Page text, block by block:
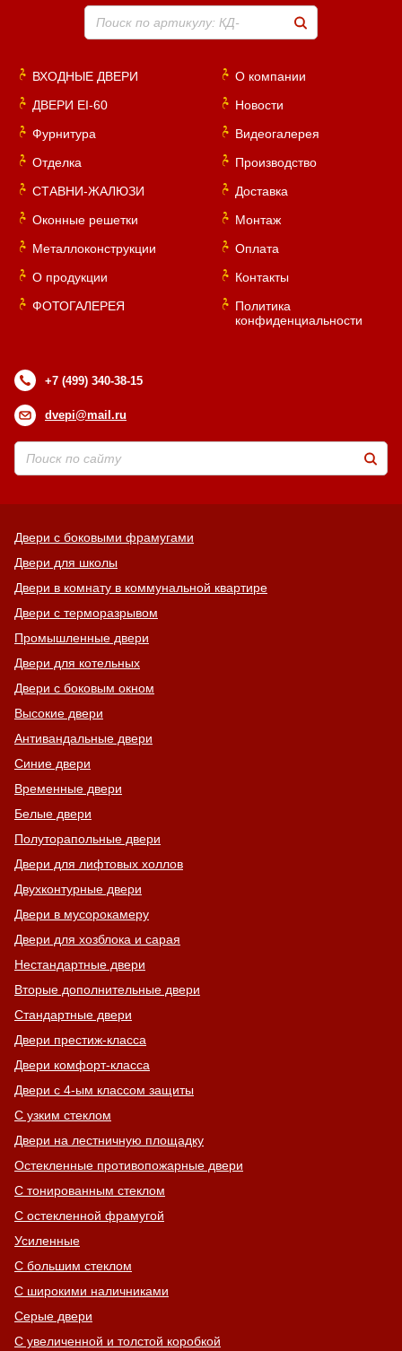
Поиск по артикулу: КД-
ВХОДНЫЕ ДВЕРИ
ДВЕРИ EI-60
Фурнитура
Отделка
СТАВНИ-ЖАЛЮЗИ
Оконные решетки
Металлоконструкции
О продукции
ФОТОГАЛЕРЕЯ
О компании
Новости
Видеогалерея
Производство
Доставка
Монтаж
Оплата
Контакты
Политика
конфиденциальности
+7 (499) 340-38-15
dvepi@mail.ru
Двери с боковыми фрамугами
Двери для школы
Двери в комнату в коммунальной квартире
Двери с терморазрывом
Промышленные двери
Двери для котельных
Двери с боковым окном
Высокие двери
Антивандальные двери
Синие двери
Временные двери
Белые двери
Полуторапольные двери
Двери для лифтовых холлов
Двухконтурные двери
Двери в мусорокамеру
Двери для хозблока и сарая
Нестандартные двери
Вторые дополнительные двери
Стандартные двери
Двери престиж-класса
Двери комфорт-класса
Двери с 4-ым классом защиты
С узким стеклом
Двери на лестничную площадку
Остекленные противопожарные двери
С тонированным стеклом
С остекленной фрамугой
Усиленные
С большим стеклом
С широкими наличниками
Серые двери
С увеличенной и толстой коробкой